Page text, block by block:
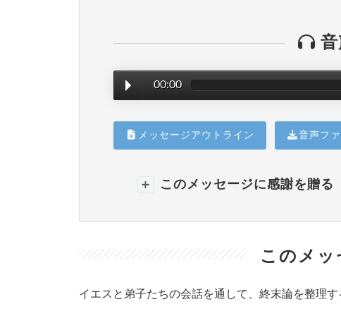
音
00:00
メッセージアウトライン 音声フ
このメッセージに感謝を贈る
このメッ
イエスと弟子たちの会話を通して、終末論を整理す